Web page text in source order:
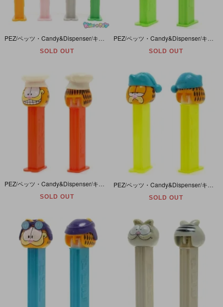
SOLD OUT SOLD OUT
PEZ/ペッツ・Candy&Dispenser/キャンディー＆ディスペンサー 「CHEF GARFIELD/シェフ・ガーフィールド」 少々ヤケ有
SOLD OUT SOLD OUT